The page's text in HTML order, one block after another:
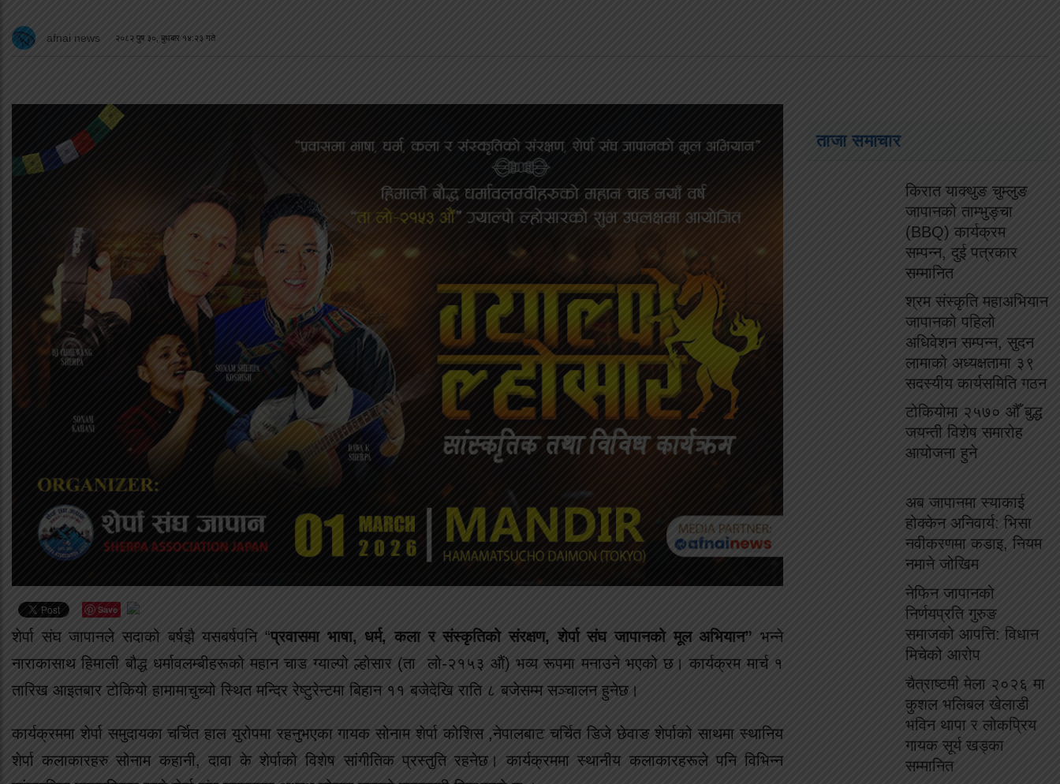
afnai news २०८२ पुष ३०, बुधबार १४:२३ गते
Save
शेर्पा संघ जापानले सदाको बर्षझै यसबर्षपनि “प्रवासमा भाषा, धर्म, कला र संस्कृतिको संरक्षण, शेर्पा संघ जापानको मूल अभियान” भन्ने
नाराकासाथ हिमाली बौद्ध धर्मावलम्बीहरूको महान चाड ग्याल्पो ल्होसार (ता लो-२१५३ औं) भव्य रूपमा मनाउने भएको छ। कार्यक्रम मार्च १
तारिख आइतबार टोकियो हामामाचुच्यो स्थित मन्दिर रेष्टुरेन्टमा बिहान ११ बजेदेखि राति ८ बजेसम्म सञ्चालन हुनेछ।
कार्यक्रममा शेर्पा समुदायका चर्चित हाल युरोपमा रहनुभएका गायक सोनाम शेर्पा कोशिस ,नेपालबाट चर्चित डिजे छेवाङ शेर्पाको साथमा स्थानिय
शेर्पा कलाकारहरु सोनाम कहानी, दावा के शेर्पाको विशेष सांगीतिक प्रस्तुति रहनेछ। कार्यक्रममा स्थानीय कलाकारहरूले पनि विभिन्न
ताजा समाचार
किरात याक्थुङ चुम्लुङ
जापानको ताम्भुङ्चा
(BBQ) कार्यक्रम
सम्पन्न, दुई पत्रकार
सम्मानित
श्रम संस्कृति महाअभियान
जापानको पहिलो
अधिवेशन सम्पन्न, सुदन
लामाको अध्यक्षतामा ३९
सदस्यीय कार्यसमिति गठन
टोकियोमा २५७० औँ बुद्ध
जयन्ती विशेष समारोह
आयोजना हुने
अब जापानमा स्याकाई
होक्केन अनिवार्य: भिसा
नवीकरणमा कडाइ, नियम
नमाने जोखिम
नेफिन जापानको
निर्णयप्रति गुरुङ
समाजको आपत्ति: विधान
मिचेको आरोप
चैत्राष्टमी मेला २०२६ मा
कुशल भलिबल खेलाडी
भविन थापा र लोकप्रिय
गायक सूर्य खड्का
सम्मानित